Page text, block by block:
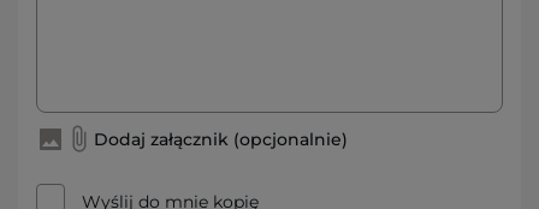
Dodaj załącznik (opcjonalnie)
Wyślij do mnie kopię